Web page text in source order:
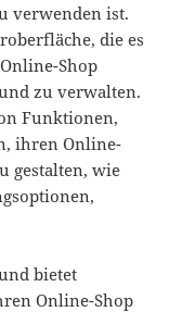
verwenden ist.
die es
Shop
zu verwalten.
Funktionen,
ihren Online-
gestalten, wie
bietet
Online-Shop